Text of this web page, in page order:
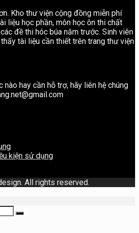
Kho thư viện cộng đồng miễn phí
liệu học phần, môn học ôn thi chất
đề thi hóc búa năm trước. Sinh viên
tài liệu cần thiết trên trang thư viện
nào hay cần hỗ trợ, hãy liên hệ chúng
kiện sử dụng
All rights reserved.